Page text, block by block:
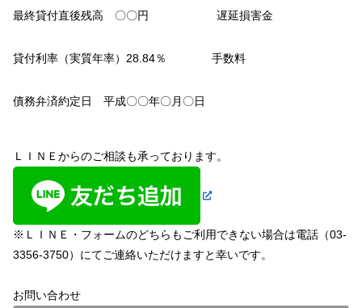
最終貸付直後残高 〇〇円 遅延損害金
貸付利率（実質年率）28.84％ 手数料
債務弁済約定日 平成〇〇年〇月〇日
ＬＩＮＥからのご相談も承っております。
※ＬＩＮＥ・フォームのどちらもご利用できない場合は電話（03-
3356-3750）にてご連絡いただけますと幸いです。
お問い合わせ